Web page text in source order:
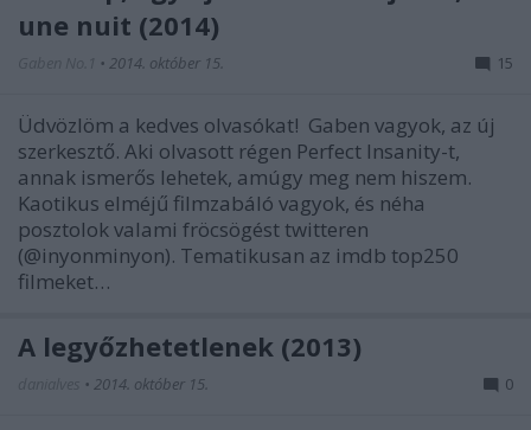
une nuit (2014)
• 2014. október 15. 15
Üdvözlöm a kedves olvasókat! Gaben vagyok, az új
szerkesztő. Aki olvasott régen Perfect Insanity-t,
annak ismerős lehetek, amúgy meg nem hiszem.
Kaotikus elméjű filmzabáló vagyok, és néha
posztolok valami fröcsögést twitteren
(@inyonminyon). Tematikusan az imdb top250
filmeket…
A legyőzhetetlenek (2013)
• 2014. október 15. 0